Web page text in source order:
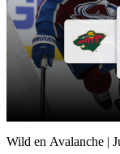
Wild en Avalanche |